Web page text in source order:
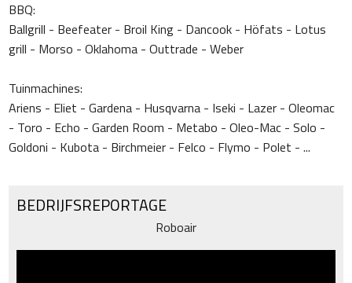
BBQ:
Ballgrill - Beefeater - Broil King - Dancook - Höfats - Lotus
grill - Morso - Oklahoma - Outtrade - Weber
Tuinmachines:
Ariens - Eliet - Gardena - Husqvarna - Iseki - Lazer - Oleomac
- Toro - Echo - Garden Room - Metabo - Oleo-Mac - Solo -
Goldoni - Kubota - Birchmeier - Felco - Flymo - Polet - ...
BEDRIJFSREPORTAGE
Roboair